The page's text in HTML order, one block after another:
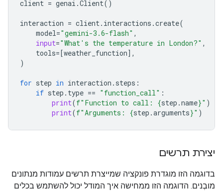
client = genai .Client()
interaction = client. interactions .create(
model="gemini-3.6-flash" ,
input="What's the temperature in London?" ,
tools=[weather_function],
)
for step in interaction . steps :
if step . type == "function_call" :
print(f"Function to call: {step .name}" )
print(f"Arguments: {step .arguments}" )
יצירת תרשים
בדוגמה הזו מוגדרת פונקציה שמייצרת תרשים עמודות מנתונים
מובְנים. הדוגמה הזו ממחישה איך המודל יכול להשתמש בכלים